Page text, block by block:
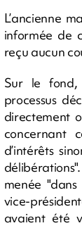
L’ancienne
informée de
reçu aucun
Sur le
processus
directement
concernant
d’intérêts
menée
vice-
avaient été